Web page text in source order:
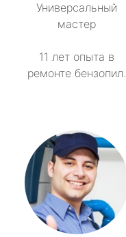
Универсальный
мастер
11 лет опыта в
ремонте бензопил.